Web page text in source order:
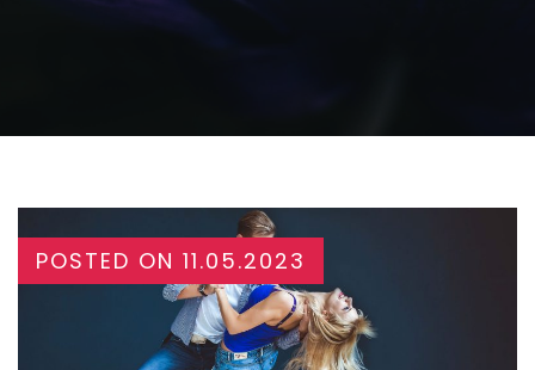
POSTED ON 11.05.2023